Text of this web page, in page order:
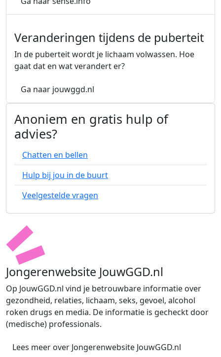
Veranderingen tijdens de puberteit
In de puberteit wordt je lichaam volwassen. Hoe
gaat dat en wat verandert er?
Ga naar jouwggd.nl
Anoniem en gratis hulp of
advies?
Chatten en bellen
Hulp bij jou in de buurt(Externe link)
Veelgestelde vragen
Jongerenwebsite JouwGGD.nl
Op JouwGGD.nl vind je betrouwbare informatie over
gezondheid, relaties, lichaam, seks, gevoel, alcohol
roken drugs en media. De informatie is gecheckt door
(medische) professionals.
Lees meer over Jongerenwebsite JouwGGD.nl